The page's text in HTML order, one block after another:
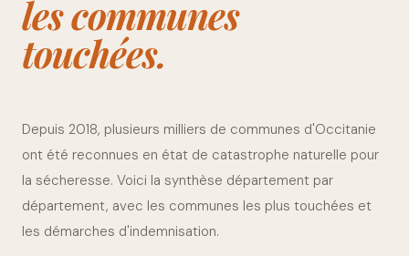
les communes
touchées.
Depuis 2018, plusieurs milliers de communes d'Occitanie
ont été reconnues en état de catastrophe naturelle pour
la sécheresse. Voici la synthèse département par
département, avec les communes les plus touchées et
les démarches d'indemnisation.